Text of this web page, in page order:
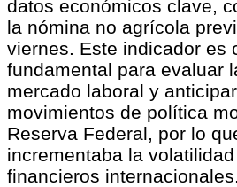
datos económicos clave,
la nómina no agrícola
viernes. Este indicador es
fundamental para evaluar
mercado laboral y
movimientos de política
Reserva Federal, por lo
incrementaba la
financieros internacionales.